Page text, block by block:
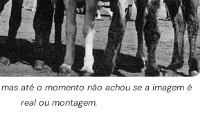
até o momento não achou se a imagem é
real ou montagem.